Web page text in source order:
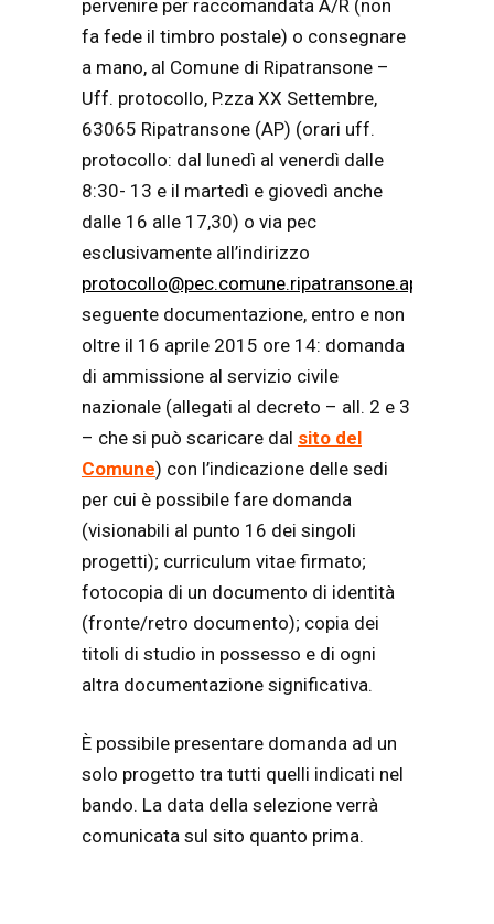
pervenire per raccomandata A/R (non
fa fede il timbro postale) o consegnare
a mano, al Comune di Ripatransone –
Uff. protocollo, P.zza XX Settembre,
63065 Ripatransone (AP) (orari uff.
protocollo: dal lunedì al venerdì dalle
8:30- 13 e il martedì e giovedì anche
dalle 16 alle 17,30) o via pec
esclusivamente all’indirizzo
protocollo@pec.comune.ripatransone.ap.it
seguente documentazione, entro e non
oltre il 16 aprile 2015 ore 14: domanda
di ammissione al servizio civile
nazionale (allegati al decreto – all. 2 e 3
– che si può scaricare dal sito del
Comune) con l’indicazione delle sedi
per cui è possibile fare domanda
(visionabili al punto 16 dei singoli
progetti); curriculum vitae firmato;
fotocopia di un documento di identità
(fronte/retro documento); copia dei
titoli di studio in possesso e di ogni
altra documentazione significativa.
È possibile presentare domanda ad un
solo progetto tra tutti quelli indicati nel
bando. La data della selezione verrà
comunicata sul sito quanto prima.